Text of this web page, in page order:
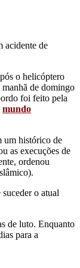
acidente de
o helicóptero
de domingo
foi feito pela
mundo
um histórico de
as execuções de
ordenou
o atual
de luto. Enquanto
para a